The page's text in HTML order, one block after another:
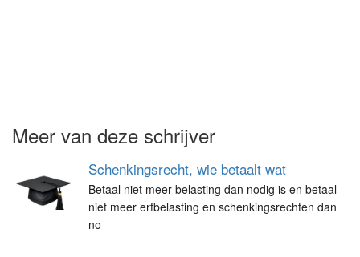
Meer van deze schrijver
Schenkingsrecht, wie betaalt wat
Betaal niet meer belasting dan nodig is en betaal
niet meer erfbelasting en schenkingsrechten dan
no